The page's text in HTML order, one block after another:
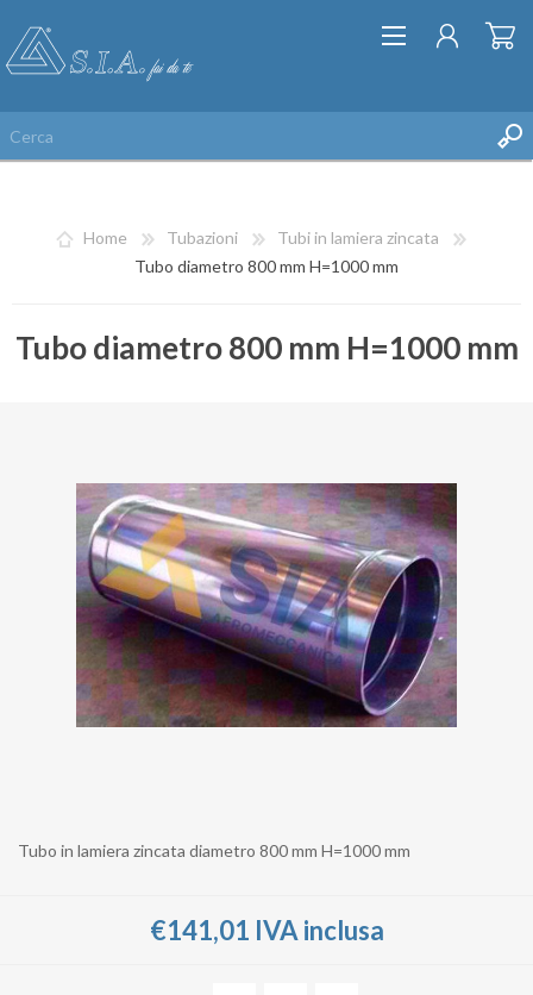
REGISTRATI
Home Tubazioni
Tubi in lamiera zincata
Tubo diametro 800 mm H=1000 mm
Tubo diametro 800 mm H=1000 mm
Tubo in lamiera zincata diametro 800 mm H=1000 mm
€141,01 IVA inclusa